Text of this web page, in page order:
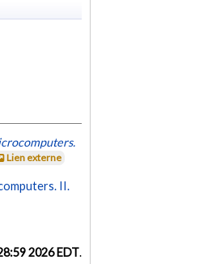
Lien externe
II.
2026 EDT.